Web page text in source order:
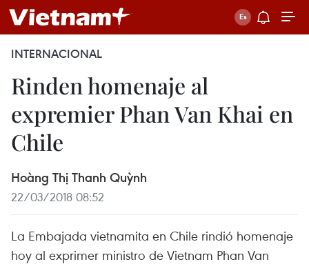
INTERNACIONAL
Rinden homenaje al
expremier Phan Van Khai en
Chile
Hoàng Thị Thanh Quỳnh
22/03/2018 08:52
La Embajada vietnamita en Chile rindió homenaje
hoy al exprimer ministro de Vietnam Phan Van